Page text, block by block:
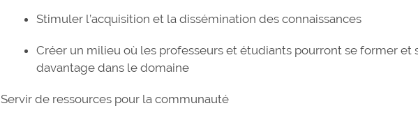
Stimuler l’acquisition et la dissémination des connaissances
Créer un milieu où les professeurs et étudiants pourront se former et
davantage dans le domaine
Servir de ressources pour la communauté